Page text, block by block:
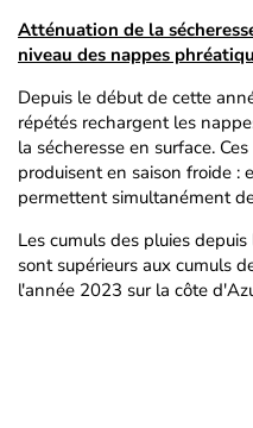
Atténuation de la
niveau des nappes
Depuis le début de cette
répétés rechargent les
la sécheresse en surface.
produisent en saison froide :
permettent simultanément
Les cumuls des pluies
sont supérieurs aux cumuls
l'année 2023 sur la côte